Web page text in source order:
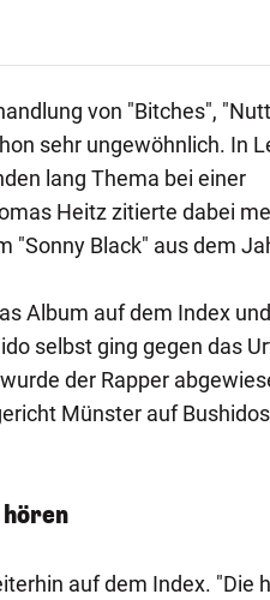
von "Bitches",
sehr ungewöhnlich. In
lang Thema bei einer
Heitz zitierte dabei
"Sonny Black" aus dem
Album auf dem Index
selbst ging gegen das
der Rapper
Münster auf
auf dem Index. "Die